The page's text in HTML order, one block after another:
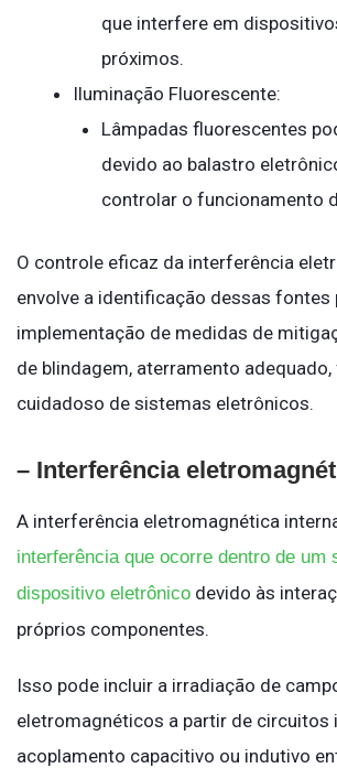
que interfere em
próximos.
Iluminação Fluorescente:
Lâmpadas fluorescentes
devido ao balastro
controlar o funcionamento
O controle eficaz da interferência
envolve a identificação dessas fontes
implementação de medidas de
de blindagem, aterramento
cuidadoso de sistemas eletrônicos.
– Interferência
A interferência eletromagnética
interferência que ocorre dentro de um
dispositivo eletrônico devido às
próprios componentes.
Isso pode incluir a irradiação de
eletromagnéticos a partir de circuitos
acoplamento capacitivo ou indutivo